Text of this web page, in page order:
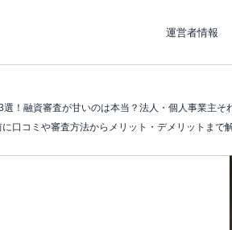
運営者情報
！融資審査が甘いのは本当？法人・個人事業主そ
口コミや審査方法からメリット・デメリットまで